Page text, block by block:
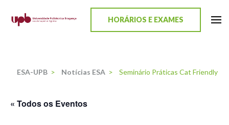
HORÁRIOS E EXAMES
ESA-UPB > Notícias ESA > Seminário Práticas Cat Friendly
« Todos os Eventos